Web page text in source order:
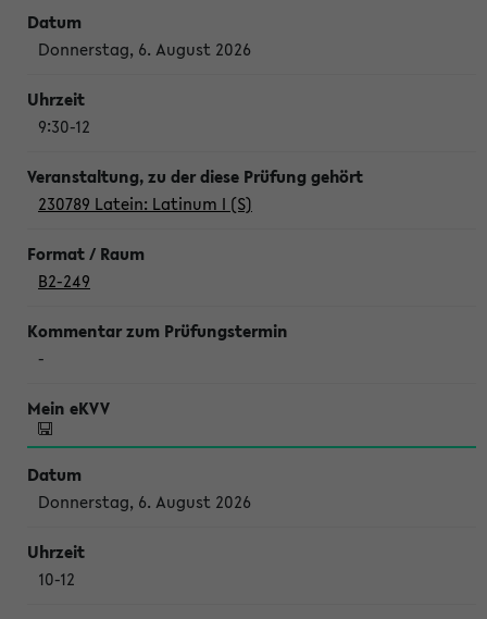
Donnerstag, 6. August 2026
9:30-12
230789 Latein: Latinum I (S)
B2-249
-
Donnerstag, 6. August 2026
10-12